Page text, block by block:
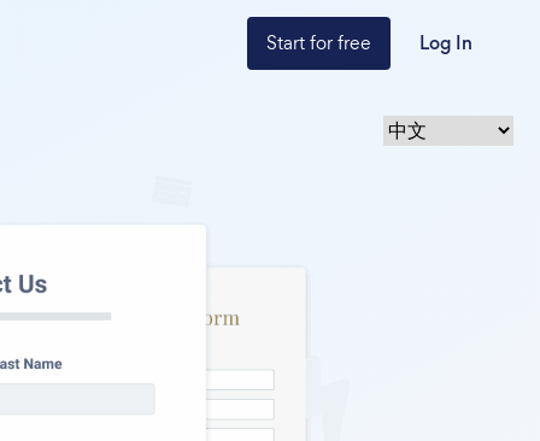
Start for free Log In